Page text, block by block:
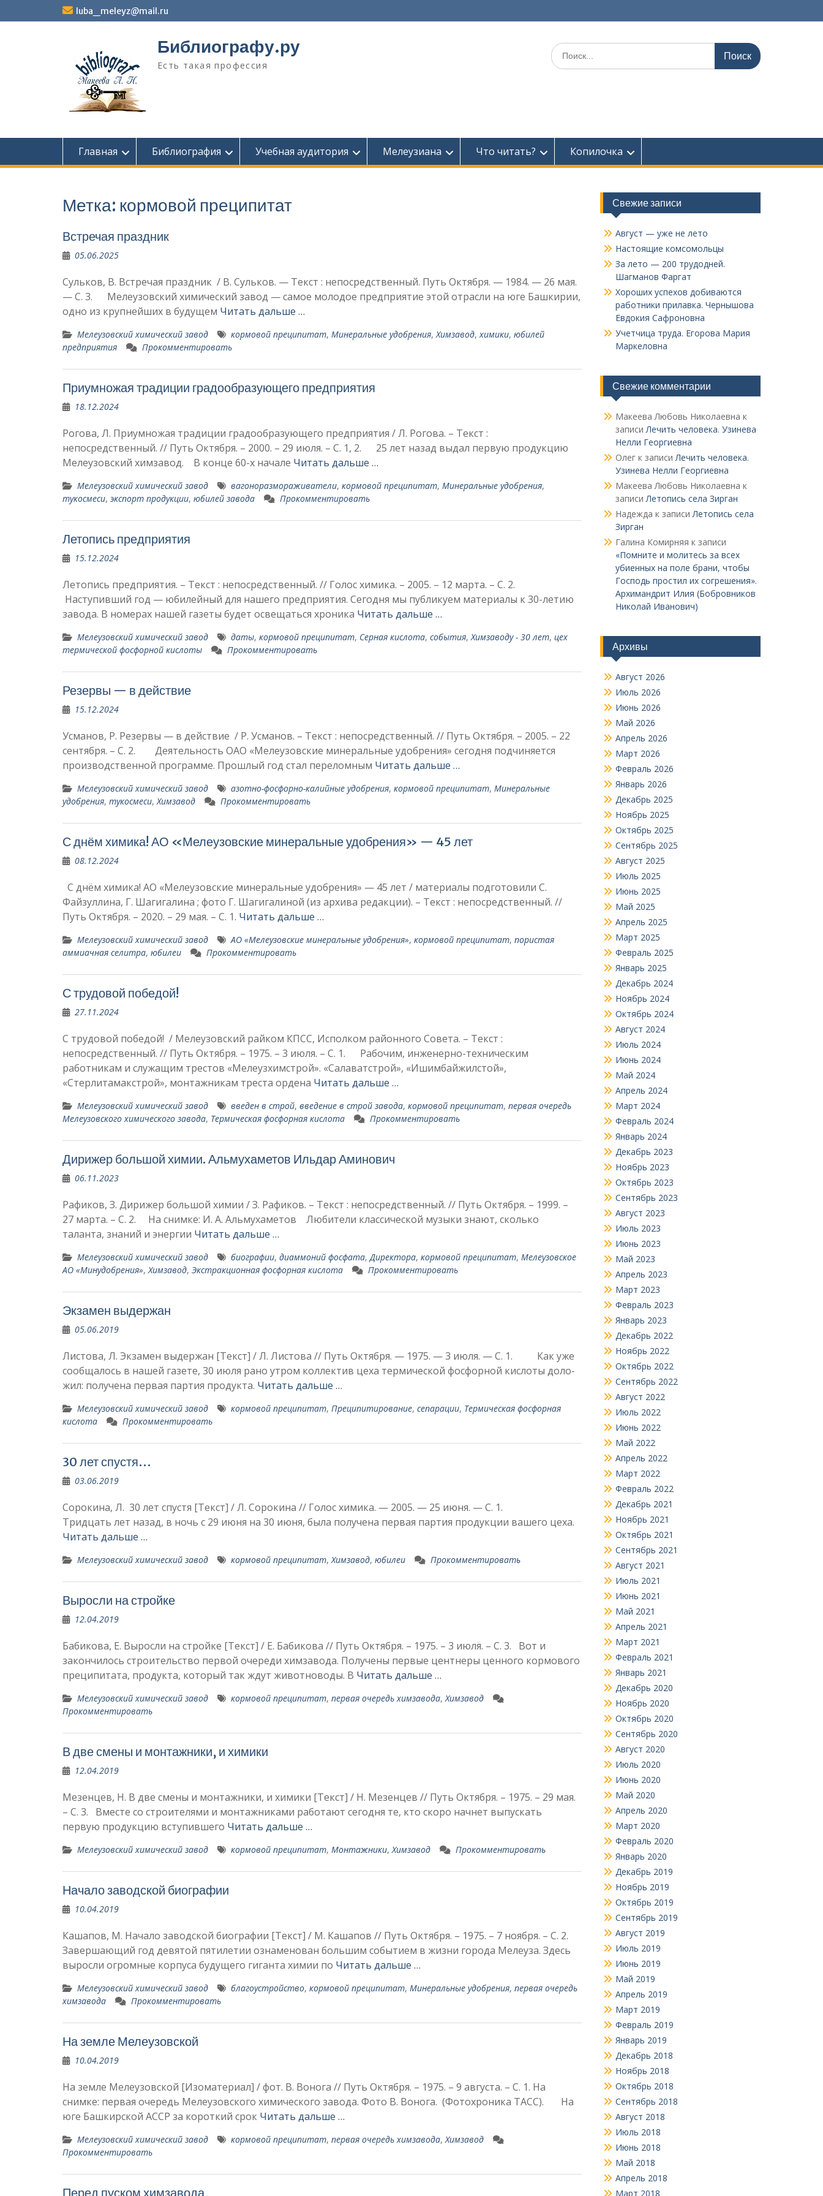
к
luba_meleyz@mail.ru
Библиографу.ру
Есть такая профессия
Поиск
по:
Главная Библиография Учебная аудитория Мелеузиана Что читать? Копилочка
Метка: кормовой преципитат
Встречая праздник
05.06.2025
Сульков, В. Встречая праздник / В. Сульков. — Текст : непосредственный. Путь Октября. — 1984. — 26 мая.
— С. 3. Мелеузовский химический завод — самое молодое предприятие этой отрасли на юге Башкирии,
одно из крупнейших в будущем Читать дальше …
Мелеузовский химический завод кормовой преципитат, Минеральные удобрения,Химзавод,химики, юбилей
предприятия
Прокомментировать
Приумножая традиции градообразующего предприятия
18.12.2024
Рогова, Л. Приумножая традиции градообразующего предприятия / Л. Рогова. – Текст :
непосредственный. // Путь Октября. – 2000. – 29 июля. – С. 1, 2. 25 лет назад выдал первую продукцию
Мелеузовский химзавод. В конце 60-х начале Читать дальше …
Мелеузовский химический завод вагоноразмораживатели, кормовой преципитат, Минеральные удобрения,
тукосмеси, экспорт продукции, юбилей завода Прокомментировать
Летопись предприятия
15.12.2024
Летопись предприятия. – Текст : непосредственный. // Голос химика. – 2005. – 12 марта. – С. 2.
Наступивший год — юбилейный для нашего предприятия. Сегодня мы публикуем материалы к 30-летию
завода. В номерах нашей газеты будет освещаться хроника Читать дальше …
Мелеузовский химический завод даты, кормовой преципитат, Серная кислота, события,Химзаводу - 30 лет, цех
термической фос­форной кислоты
Прокомментировать
Резервы — в действие
15.12.2024
Усманов, Р. Резервы — в действие / Р. Усманов. – Текст : непосредственный. // Путь Октября. – 2005. – 22
сентября. – С. 2. Деятельность ОАО «Мелеузовские минеральные удобрения» сегодня под­чиняется
производствен­ной программе. Прошлый год стал переломным Читать дальше …
Мелеузовский химический завод азотно-фосфорно-калийные удобрения, кормовой преципитат, Минеральные
удобрения, тукосмеси,Химзавод Прокомментировать
С днём химика! АО «Мелеузовские минеральные удобрения» — 45 лет
08.12.2024
С днём химика! АО «Мелеузовские минеральные удобрения» — 45 лет / материалы подготовили С.
Файзуллина, Г. Шагигалина ; фото Г. Шагигалиной (из архива редакции). – Текст : непосредственный. //
Путь Октября. – 2020. – 29 мая. – С. 1. Читать дальше …
Мелеузовский химический завод АО «Мелеузовские минеральные удобрения», кормовой преципитат, пористая
аммиачная селитра, юбилеи Прокомментировать
С трудовой победой!
27.11.2024
С трудовой победой! / Мелеузовский райком КПСС, Исполком районного Совета. – Текст :
непосредственный. // Путь Октября. – 1975. – 3 июля. – С. 1. Рабочим, инженерно-техническим
работникам и служащим трестов «Мелеузхимстрой». «Салаватстрой», «Ишимбайжилстой»,
«Стерлитамакстрой», монтажникам треста ордена Читать дальше …
Мелеузовский химический завод введен в строй, введение в строй завода, кормовой преципитат, первая очередь
Мелеузовского химического завода, Термическая фосфорная кислота Прокомментировать
Дирижер большой химии. Альмухаметов Ильдар Аминович
06.11.2023
Рафиков, З. Дирижер большой химии / З. Рафиков. – Текст : непосредственный. // Путь Октября. – 1999. –
27 марта. – С. 2. На снимке: И. А. Альмухаметов Любители классической му­зыки знают, сколько
таланта, знаний и энергии Читать дальше …
Мелеузовский химический завод биографии, диаммоний фосфата,Директора, кормовой преципитат, Мелеузовское
АО «Минудобрения»,Химзавод, Экстракционная фосфорная кислота Прокомментировать
Экзамен выдержан
05.06.2019
Листова, Л. Экзамен выдержан [Текст] / Л. Листова // Путь Октября. — 1975. — 3 июля. — С. 1. Как уже
сообщалось в на­шей газете, 30 июля рано ут­ром коллектив цеха термиче­ской фосфорной кислоты доло­
жил: получена первая партия продукта. Читать дальше …
Мелеузовский химический завод кормовой преципитат, Преципитирование, сепарации, Термическая фосфорная
кислота
Прокомментировать
30 лет спустя…
03.06.2019
Сорокина, Л. 30 лет спустя [Текст] / Л. Сорокина // Голос химика. — 2005. — 25 июня. — C. 1.
Тридцать лет назад, в ночь с 29 июня на 30 июня, была получена первая партия продукции вашего цеха.
Читать дальше …
Мелеузовский химический завод кормовой преципитат,Химзавод, юбилеи Прокомментировать
Выросли на стройке
12.04.2019
Бабикова, Е. Выросли на стройке [Текст] / Е. Бабикова // Путь Октября. – 1975. – 3 июля. – С. 3. Вот и
закончилось строительство пер­вой очереди химзавода. Получены пер­вые центнеры ценного кормового
пре­ципитата, продукта, который так ждут животноводы. В Читать дальше …
Мелеузовский химический завод кормовой преципитат, первая очередь химзавода,Химзавод
Прокомментировать
В две смены и монтажники, и химики
12.04.2019
Мезенцев, Н. В две смены и монтажники, и химики [Текст] / Н. Мезенцев // Путь Октября. – 1975. – 29 мая.
– С. 3. Вместе со строителями и монтажниками работают се­годня те, кто скоро начнет выпускать
первую продук­цию вступившего Читать дальше …
Мелеузовский химический завод кормовой преципитат, Монтажники,Химзавод Прокомментировать
Начало заводской биографии
10.04.2019
Кашапов, М. Начало заводской биографии [Текст] / М. Кашапов // Путь Октября. – 1975. – 7 ноября. – С. 2.
Завершающий год девятой пя­тилетии ознаменован большим событием в жизни города Мелеуза. Здесь
выросли огромные корпуса будущего гиганта хи­мии по Читать дальше …
Мелеузовский химический завод благоустройство, кормовой преципитат, Минеральные удобрения, первая очередь
химзавода
Прокомментировать
На земле Мелеузовской
10.04.2019
На земле Мелеузовской [Изоматериал] / фот. В. Вонога // Путь Октября. – 1975. – 9 августа. – С. 1. На
снимке: первая очередь Мелеузовского химического завода. Фото В. Вонога. (Фотохроника ТАСС). На
юге Башкирской АССР за короткий срок Читать дальше …
Мелеузовский химический завод кормовой преципитат, первая очередь химзавода,Химзавод
Прокомментировать
Перед пуском химзавода
Свежие записи
Август — уже не лето
Настоящие комсомольцы
За лето — 200 трудодней.
Шагманов Фаргат
Хороших успехов добиваются
работники прилавка. Чер­нышова
Евдокия Сафроновна
Учетчица труда. Его­рова Мария
Маркеловна
Свежие комментарии
Макеева Любовь Николаевна к
записиЛечить человека. Узинева
Нелли Георгиевна
Олегк записиЛечить человека.
Узинева Нелли Георгиевна
Макеева Любовь Николаевна к
записиЛетопись села Зирган
Надежда к записиЛетопись села
Зирган
Галина Комирняя к записи
«Помните и молитесь за всех
убиенных на поле брани, чтобы
Господь простил их согрешения».
Архимандрит Илия (Бобровников
Николай Иванович)
Архивы
Август 2026
Июль 2026
Июнь 2026
Май 2026
Апрель 2026
Март 2026
Февраль 2026
Январь 2026
Декабрь 2025
Ноябрь 2025
Октябрь 2025
Сентябрь 2025
Август 2025
Июль 2025
Июнь 2025
Май 2025
Апрель 2025
Март 2025
Февраль 2025
Январь 2025
Декабрь 2024
Ноябрь 2024
Октябрь 2024
Август 2024
Июль 2024
Июнь 2024
Май 2024
Апрель 2024
Март 2024
Февраль 2024
Январь 2024
Декабрь 2023
Ноябрь 2023
Октябрь 2023
Сентябрь 2023
Август 2023
Июль 2023
Июнь 2023
Май 2023
Апрель 2023
Март 2023
Февраль 2023
Январь 2023
Декабрь 2022
Ноябрь 2022
Октябрь 2022
Сентябрь 2022
Август 2022
Июль 2022
Июнь 2022
Май 2022
Апрель 2022
Март 2022
Февраль 2022
Декабрь 2021
Ноябрь 2021
Октябрь 2021
Сентябрь 2021
Август 2021
Июль 2021
Июнь 2021
Май 2021
Апрель 2021
Март 2021
Февраль 2021
Январь 2021
Декабрь 2020
Ноябрь 2020
Октябрь 2020
Сентябрь 2020
Август 2020
Июль 2020
Июнь 2020
Май 2020
Апрель 2020
Март 2020
Февраль 2020
Январь 2020
Декабрь 2019
Ноябрь 2019
Октябрь 2019
Сентябрь 2019
Август 2019
Июль 2019
Июнь 2019
Май 2019
Апрель 2019
Март 2019
Февраль 2019
Январь 2019
Декабрь 2018
Ноябрь 2018
Октябрь 2018
Сентябрь 2018
Август 2018
Июль 2018
Июнь 2018
Май 2018
Апрель 2018
Март 2018